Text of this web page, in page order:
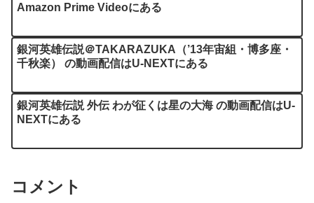
Amazon Prime Videoにある
銀河英雄伝説＠TAKARAZUKA（’13年宙組・博多座・
千秋楽） の動画配信はU-NEXTにある
銀河英雄伝説 外伝 わが征くは星の大海 の動画配信はU-
NEXTにある
コメント